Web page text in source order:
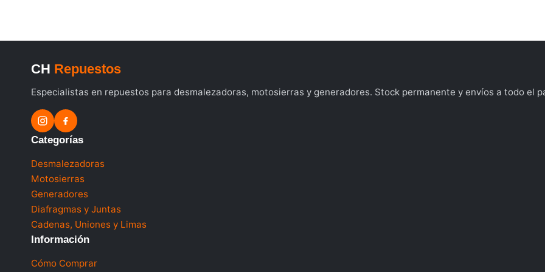
CH Repuestos
Especialistas en repuestos para desmalezadoras, motosierras y generadores. Stock permanente y envíos a todo el
Categorías
Desmalezadoras
Motosierras
Generadores
Diafragmas y Juntas
Cadenas, Uniones y Limas
Información
Cómo Comprar